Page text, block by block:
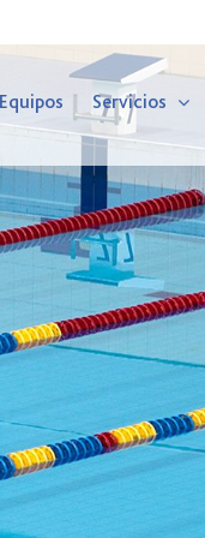
Equipos Servicios